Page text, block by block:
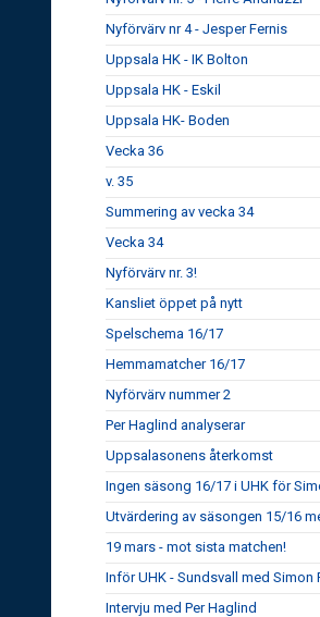
Nyförvärv nr 4 - Jesper Fernis
Uppsala HK - IK Bolton
Uppsala HK - Eskil
Uppsala HK- Boden
Vecka 36
v. 35
Summering av vecka 34
Vecka 34
Nyförvärv nr. 3!
Kansliet öppet på nytt
Spelschema 16/17
Hemmamatcher 16/17
Nyförvärv nummer 2
Per Haglind analyserar
Uppsalasonens återkomst
Ingen säsong 16/17 i UHK för
Utvärdering av säsongen 15/16
19 mars - mot sista matchen!
Inför UHK - Sundsvall med Simon
Intervju med Per Haglind